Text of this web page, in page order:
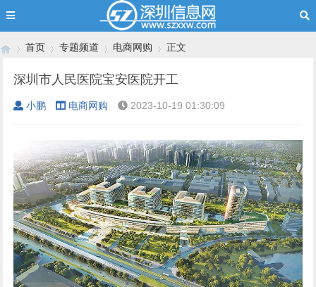
›
首页
›
专题频道
›
电商网购
›
正文
深圳市人民医院宝安医院开工
小鹏 电商网购 2023-10-19 01:30:09